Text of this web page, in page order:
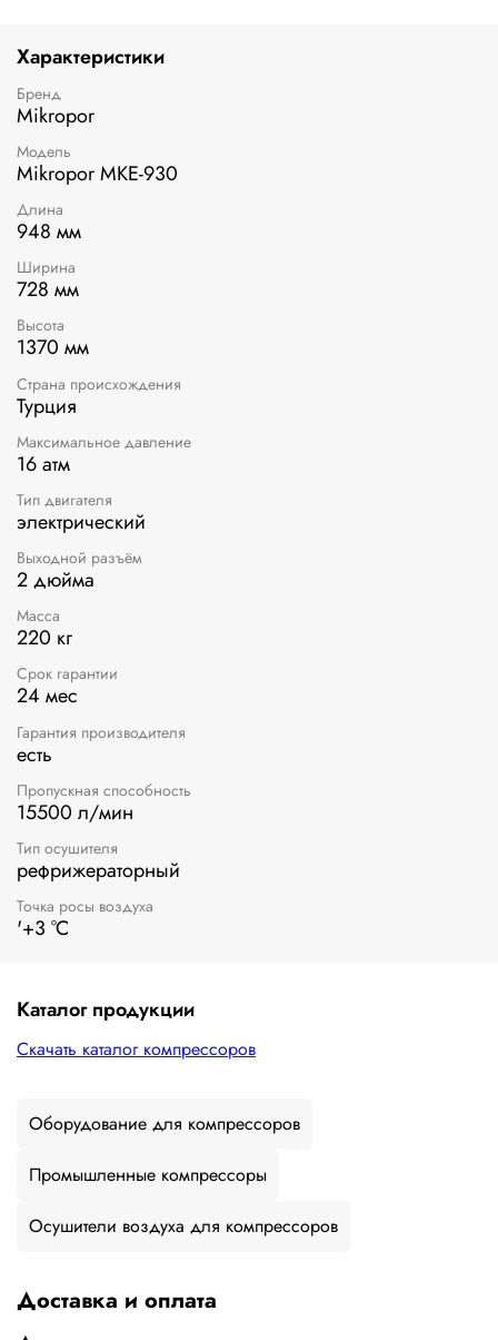
Характеристики
Бренд
Mikropor
Модель
Mikropor MKE-930
Длина
948 мм
Ширина
728 мм
Высота
1370 мм
Страна происхождения
Турция
Максимальное давление
16 атм
Тип двигателя
электрический
Выходной разъём
2 дюйма
Масса
220 кг
Срок гарантии
24 мес
Гарантия производителя
есть
Пропускная способность
15500 л/мин
Тип осушителя
рефрижераторный
Точка росы воздуха
'+3 °C
Каталог продукции
Скачать каталог компрессоров
Оборудование для компрессоров
Промышленные компрессоры
Осушители воздуха для компрессоров
Доставка и оплата